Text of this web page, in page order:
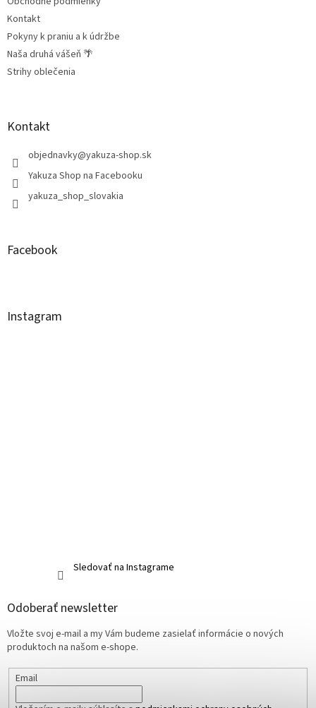
Kontakt
Pokyny k praniu a k údržbe
Naša druhá vášeň 🌴
Strihy oblečenia
Kontakt
objednavky@yakuza-shop.sk
Yakuza Shop na Facebooku
yakuza_shop_slovakia
Facebook
Instagram
Sledovať na Instagrame
Odoberať newsletter
Vložte svoj e-mail a my Vám budeme zasielať informácie o nových
produktoch na našom e-shope.
Email